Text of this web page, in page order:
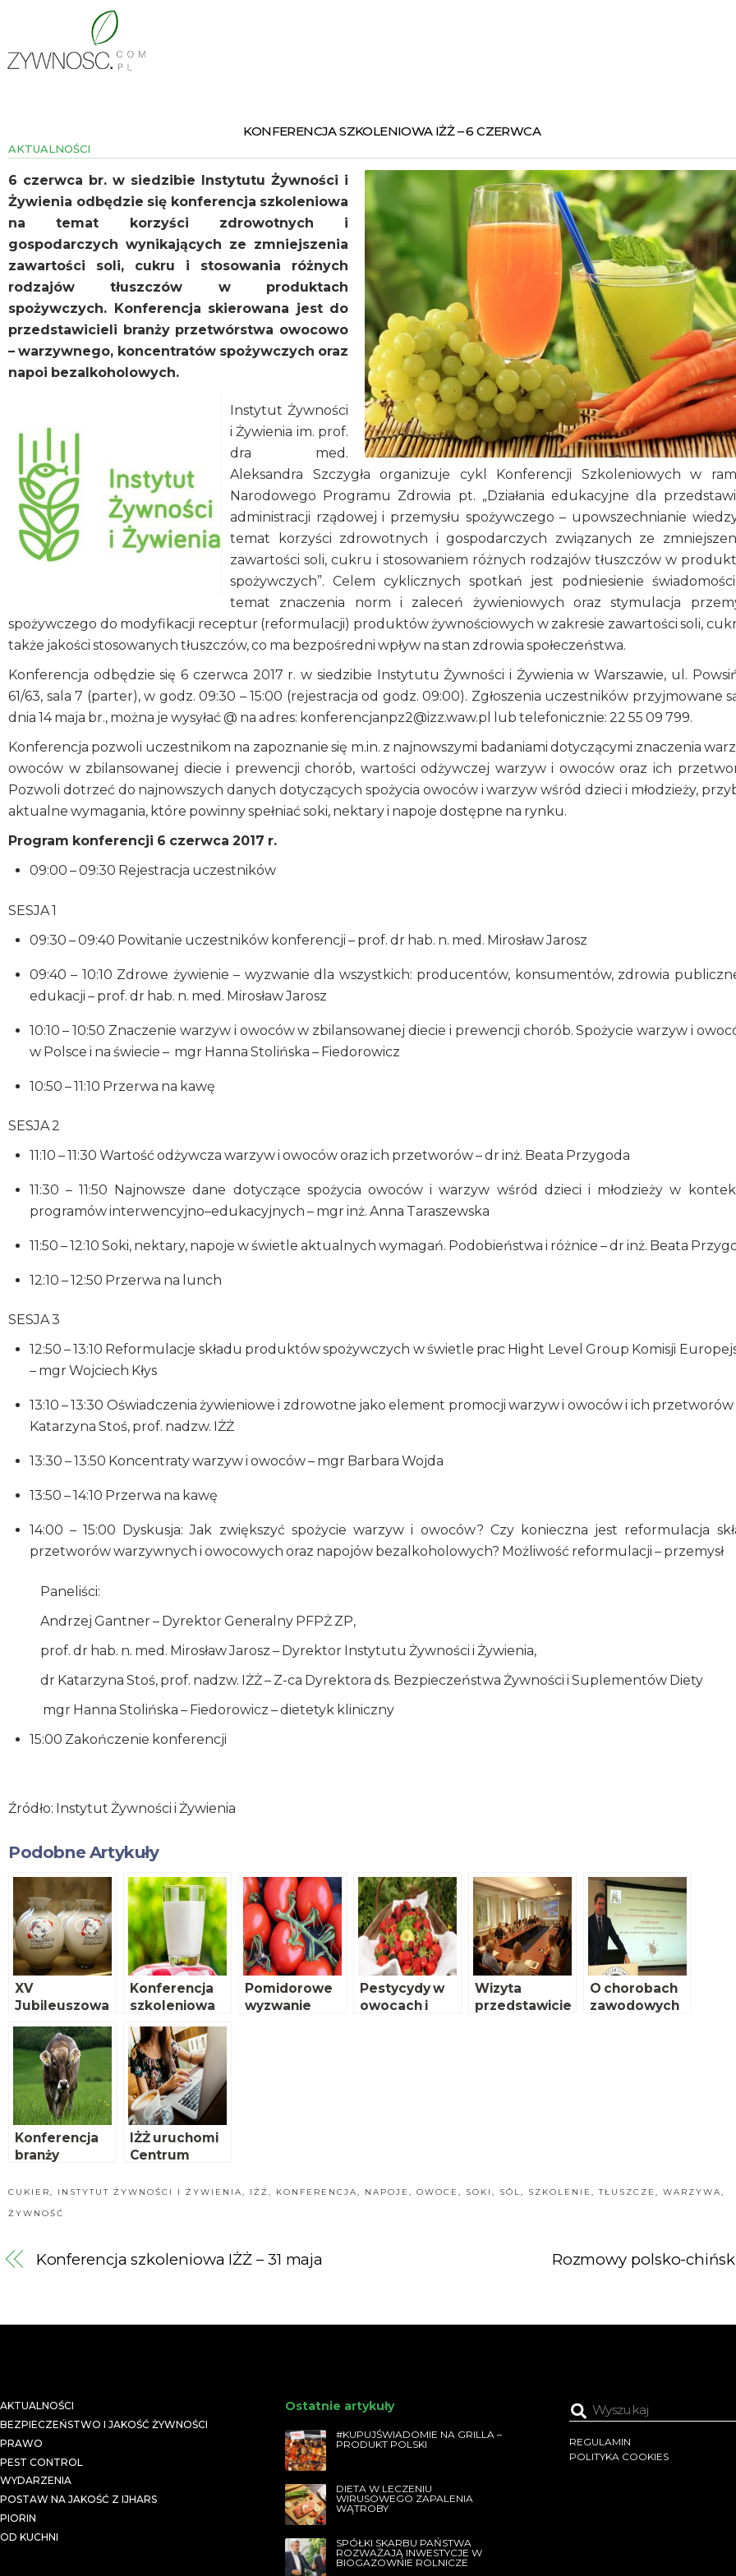
KONFERENCJA SZKOLENIOWA IŻŻ – 6 CZERWCA
AKTUALNOŚCI
6 czerwca br. w siedzibie Instytutu Żywności i
Żywienia odbędzie się konferencja szkoleniowa
na temat korzyści zdrowotnych i
gospodarczych wynikających ze zmniejszenia
zawartości soli, cukru i stosowania różnych
rodzajów tłuszczów w produktach
spożywczych. Konferencja skierowana jest do
przedstawicieli branży przetwórstwa owocowo
– warzywnego, koncentratów spożywczych oraz
napoi bezalkoholowych.
Instytut Żywności
i Żywienia im. prof.
dra med.
Aleksandra Szczygła organizuje cykl Konferencji Szkoleniowych w
Narodowego Programu Zdrowia pt. „Działania edukacyjne dla
administracji rządowej i przemysłu spożywczego – upowszechnianie
temat korzyści zdrowotnych i gospodarczych związanych ze
zawartości soli, cukru i stosowaniem różnych rodzajów tłuszczów w
spożywczych”. Celem cyklicznych spotkań jest podniesienie
temat znaczenia norm i zaleceń żywieniowych oraz stymulacja
spożywczego do modyfikacji receptur (reformulacji) produktów żywnościowych w zakresie zawartości soli,
także jakości stosowanych tłuszczów, co ma bezpośredni wpływ na stan zdrowia społeczeństwa.
Konferencja odbędzie się 6 czerwca 2017 r. w siedzibie Instytutu Żywności i Żywienia w Warszawie, ul.
61/63, sala 7 (parter), w godz. 09:30 – 15:00 (rejestracja od godz. 09:00). Zgłoszenia uczestników przyjmowane
dnia 14 maja br., można je wysyłać @ na adres: konferencjanpz2@izz.waw.pl lub telefonicznie: 22 55 09 799.
Konferencja pozwoli uczestnikom na zapoznanie się m.in. z najnowszymi badaniami dotyczącymi znaczenia
owoców w zbilansowanej diecie i prewencji chorób, wartości odżywczej warzyw i owoców oraz ich
Pozwoli dotrzeć do najnowszych danych dotyczących spożycia owoców i warzyw wśród dzieci i młodzieży,
aktualne wymagania, które powinny spełniać soki, nektary i napoje dostępne na rynku.
Program konferencji 6 czerwca 2017 r.
09:00 – 09:30 Rejestracja uczestników
SESJA 1
09:30 – 09:40 Powitanie uczestników konferencji – prof. dr hab. n. med. Mirosław Jarosz
09:40 – 10:10 Zdrowe żywienie – wyzwanie dla wszystkich: producentów, konsumentów, zdrowia
edukacji – prof. dr hab. n. med. Mirosław Jarosz
10:10 – 10:50 Znaczenie warzyw i owoców w zbilansowanej diecie i prewencji chorób. Spożycie warzyw i
w Polsce i na świecie – mgr Hanna Stolińska – Fiedorowicz
10:50 – 11:10 Przerwa na kawę
SESJA 2
11:10 – 11:30 Wartość odżywcza warzyw i owoców oraz ich przetworów – dr inż. Beata Przygoda
11:30 – 11:50 Najnowsze dane dotyczące spożycia owoców i warzyw wśród dzieci i młodzieży w
programów interwencyjno–edukacyjnych – mgr inż. Anna Taraszewska
11:50 – 12:10 Soki, nektary, napoje w świetle aktualnych wymagań. Podobieństwa i różnice – dr inż. Beata
12:10 – 12:50 Przerwa na lunch
SESJA 3
12:50 – 13:10 Reformulacje składu produktów spożywczych w świetle prac Hight Level Group Komisji
– mgr Wojciech Kłys
13:10 – 13:30 Oświadczenia żywieniowe i zdrowotne jako element promocji warzyw i owoców i ich przetworów
Katarzyna Stoś, prof. nadzw. IŻŻ
13:30 – 13:50 Koncentraty warzyw i owoców – mgr Barbara Wojda
13:50 – 14:10 Przerwa na kawę
14:00 – 15:00 Dyskusja: Jak zwiększyć spożycie warzyw i owoców? Czy konieczna jest reformulacja
przetworów warzywnych i owocowych oraz napojów bezalkoholowych? Możliwość reformulacji – przemysł
Paneliści:
Andrzej Gantner – Dyrektor Generalny PFPŻ ZP,
prof. dr hab. n. med. Mirosław Jarosz – Dyrektor Instytutu Żywności i Żywienia,
dr Katarzyna Stoś, prof. nadzw. IŻŻ – Z-ca Dyrektora ds. Bezpieczeństwa Żywności i Suplementów Diety
mgr Hanna Stolińska – Fiedorowicz – dietetyk kliniczny
15:00 Zakończenie konferencji
Źródło: Instytut Żywności i Żywienia
Podobne Artykuły
XV
Jubileuszowa
Konferencja
Programowa
Stowarzyszeni
a
Eksporterów
Polskich
Konferencja
szkoleniowa
IŻŻ – 31 maja
Pomidorowe
wyzwanie
Pestycydy w
owocach i
Wizyta
przedstawicie
O chorobach
zawodowych
Konferencja
branży
czerwca
IŻŻ uruchomi
Centrum
Online
CUKIER, INSTYTUT ŻYWNOŚCI I ŻYWIENIA, IŻŻ, KONFERENCJA, NAPOJE , OWOCE , SOKI , SÓL, SZKOLENIE ,TŁUSZCZE , WARZYWA,
ŻYWNOŚĆ
Konferencja szkoleniowa IŻŻ – 31 maja Rozmowy polsko-
AKTUALNOŚCI
BEZPIECZEŃSTWO I JAKOŚĆ ŻYWNOŚCI
PRAWO
PEST CONTROL
WYDARZENIA
POSTAW NA JAKOŚĆ Z IJHARS
PIORIN
OD KUCHNI
Ostatnie artykuły
#KUPUJŚWIADOMIE NA GRILLA –
PRODUKT POLSKI
DIETA W LECZENIU
WIRUSOWEGO ZAPALENIA
WĄTROBY
SPÓŁKI SKARBU PAŃSTWA
ROZWAŻAJĄ INWESTYCJE W
BIOGAZOWNIE ROLNICZE
REGULAMIN
POLITYKA COOKIES